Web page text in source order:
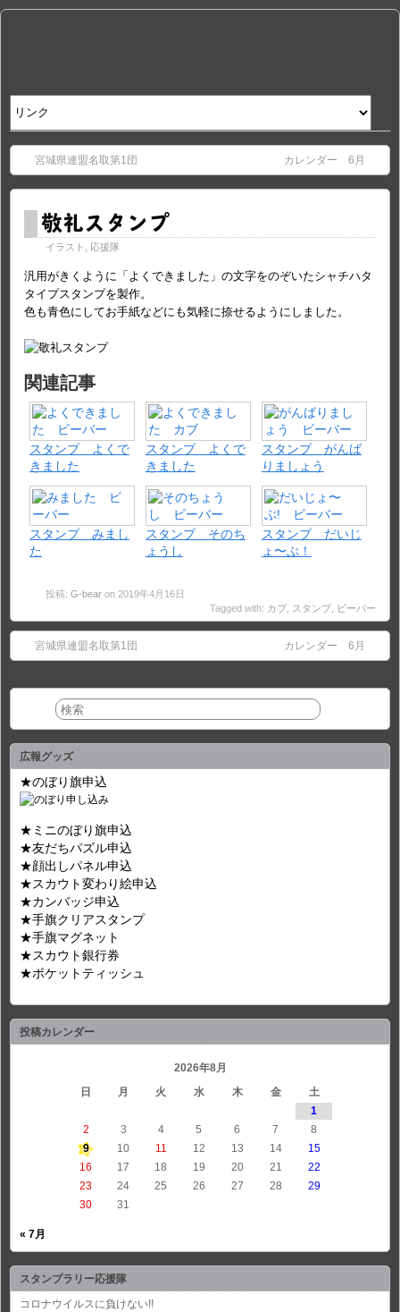
宮城県連盟名取第1団 カレンダー 6月
敬礼スタンプ
イラスト 応援隊
汎用がきくように「よくできました」の文字をのぞいたシャチハタ
タイプスタンプを製作。
色も青色にしてお手紙などにも気軽に捺せるようにしました。
関連記事
スタンプ よくで
きました
スタンプ よくで
きました
スタンプ がんば
りましょう
スタンプ みまし
た
スタンプ そのち
ょうし
スタンプ だいじ
ょ〜ぶ！
投稿: G-bear on 2019年4月16日
Tagged with: カブ スタンプ ビーバー
宮城県連盟名取第1団 カレンダー 6月
広報グッズ
★のぼり旗申込
★ミニのぼり旗申込
★友だちパズル申込
★顔出しパネル申込
★スカウト変わり絵申込
★カンバッジ申込
★手旗クリアスタンプ
★手旗マグネット
★スカウト銀行券
★ポケットティッシュ
投稿カレンダー
2026年8月
日
月 火 水 木 金
土
1
2
3 4 5 6 7
8
9
10 11 12 13 14
15
16
17 18 19 20 21
22
23
24 25 26 27 28
29
30
31
« 7月
スタンプラリー応援隊
コロナウイルスに負けない!!